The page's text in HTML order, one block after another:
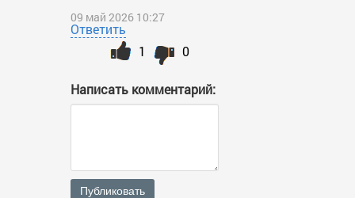
09 май 2026 10:27
Ответить
0
1
Написать комментарий:
Публиковать